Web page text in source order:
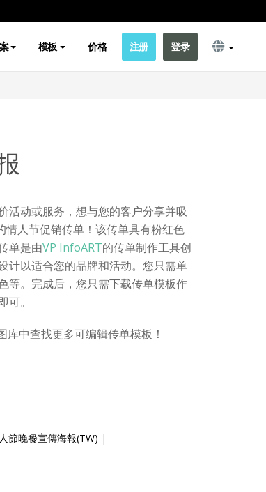
模板 价格 注册 登录
活动或服务，想与您的客户分享并吸
人节促销传单！该传单具有粉红色
单是由VP InfoART的传单制作工具创
计以适合您的品牌和活动。您只需单
等。完成后，您只需下载传单模板作
。
中查找更多可编辑传单模板！
節晚餐宣傳海報(TW) |